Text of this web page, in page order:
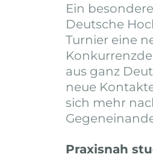
Ein
Deutsche
Turnier eine
aus ganz
neue
sich mehr
Praxisnah